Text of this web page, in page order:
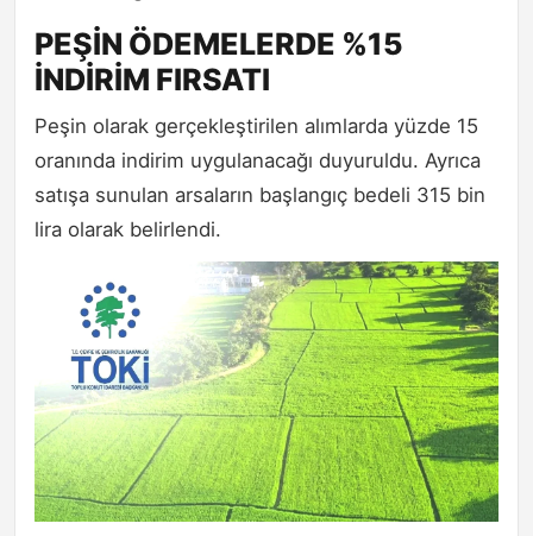
PEŞİN ÖDEMELERDE %15
İNDİRİM FIRSATI
Peşin olarak gerçekleştirilen alımlarda yüzde 15
oranında indirim uygulanacağı duyuruldu. Ayrıca
satışa sunulan arsaların başlangıç bedeli 315 bin
lira olarak belirlendi.